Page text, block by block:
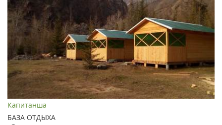
Капитанша
БАЗА ОТДЫХА